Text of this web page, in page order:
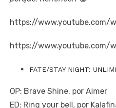
https://www.youtube.com/
https://www.youtube.com/
FATE/STAY NIGHT:
OP: Brave Shine, por Aimer
ED: Ring your bell, por